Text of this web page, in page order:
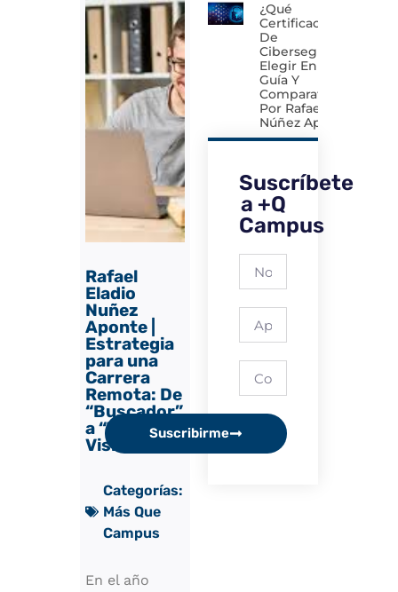
Rafael
Eladio
Nuñez
Aponte |
Estrategia
para una
Carrera
Remota: De
“Buscador”
a “Talento
Visible”
Categorías:
Más Que
Campus
En el año
¿Qué
Certificación
De
Ciberseguridad
Elegir En 2026?
Guía Y
Comparativa
Por Rafael
Núñez Aponte
Suscríbete
a +Q
Campus
Suscribirme